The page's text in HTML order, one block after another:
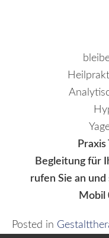
Begleitung für
rufen Sie an und
Mobil
Posted in